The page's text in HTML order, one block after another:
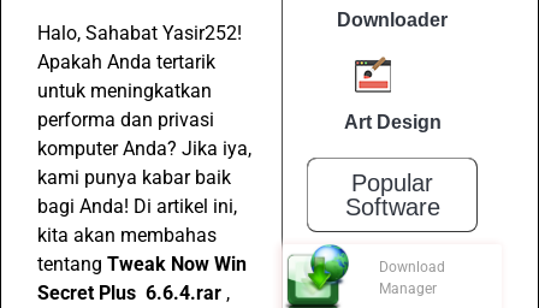
Halo, Sahabat Yasir252!
Apakah Anda tertarik
untuk meningkatkan
performa dan privasi
komputer Anda? Jika iya,
kami punya kabar baik
bagi Anda! Di artikel ini,
kita akan membahas
tentang Tweak Now Win
Secret Plus 6.6.4.rar ,
Downloader
Art Design
Popular
Software
Download
Manager